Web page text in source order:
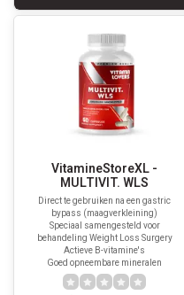
VitamineStoreXL -
MULTIVIT. WLS
Direct te gebruiken na een gastric
bypass (maagverkleining)
Speciaal samengesteld voor
behandeling Weight Loss Surgery
Actieve B-vitamine's
Goed opneembare mineralen